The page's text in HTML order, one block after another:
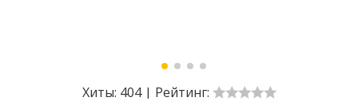
Хиты: 404 | Рейтинг: